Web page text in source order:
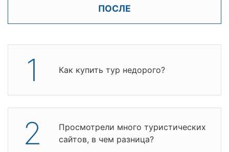
ПОСЛЕ
1 Как купить тур недорого?
2
Просмотрели много туристических
сайтов, в чем разница?